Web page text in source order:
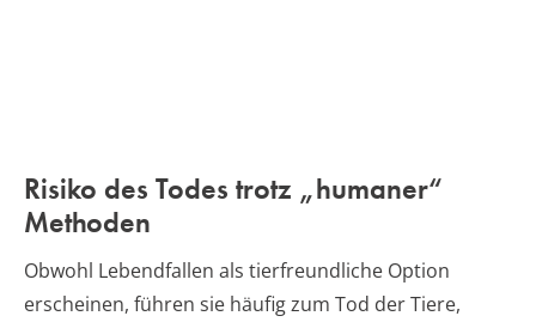
Risiko des Todes trotz „humaner“
Methoden
Obwohl Lebendfallen als tierfreundliche Option
erscheinen, führen sie häufig zum Tod der Tiere,